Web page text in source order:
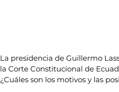
La presidencia de Guillermo
la Corte Constitucional de
¿Cuáles son los motivos y las